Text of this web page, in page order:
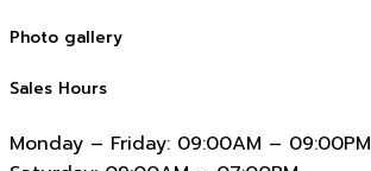
Photo gallery
Sales Hours
Monday – Friday: 09:00AM – 09:00PM